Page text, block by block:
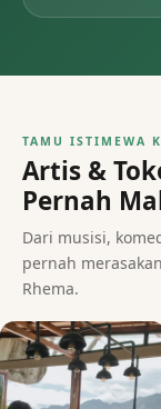
TAMU ISTIMEWA
Artis &
Pernah
Dari musisi,
pernah
Rhema.
🏛
Ganjar Pranowo